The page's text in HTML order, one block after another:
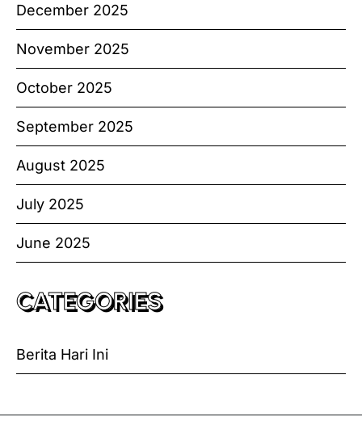
December 2025
November 2025
October 2025
September 2025
August 2025
July 2025
June 2025
CATEGORIES
Berita Hari Ini